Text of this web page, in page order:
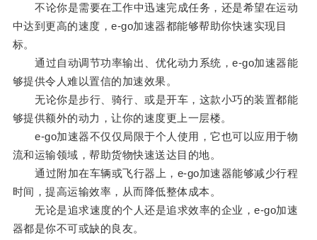
不论你是需要在工作中迅速完成任务，还是希望在运动
中达到更高的速度，e-go加速器都能够帮助你快速实现目
标。
通过自动调节功率输出、优化动力系统，e-go加速器能
够提供令人难以置信的加速效果。
无论你是步行、骑行、或是开车，这款小巧的装置都能
够提供额外的动力，让你的速度更上一层楼。
e-go加速器不仅仅局限于个人使用，它也可以应用于物
流和运输领域，帮助货物快速送达目的地。
通过附加在车辆或飞行器上，e-go加速器能够减少行程
时间，提高运输效率，从而降低整体成本。
无论是追求速度的个人还是追求效率的企业，e-go加速
器都是你不可或缺的良友。